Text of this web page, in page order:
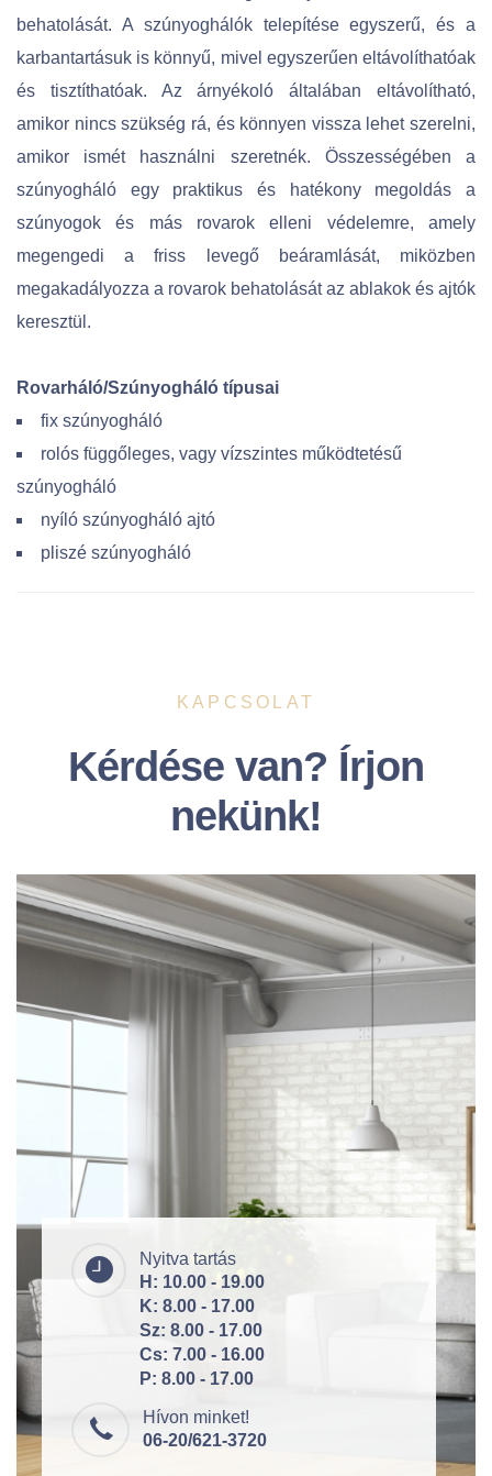
behatolását. A szúnyoghálók telepítése egyszerű, és a
karbantartásuk is könnyű, mivel egyszerűen eltávolíthatóak
és tisztíthatóak. Az árnyékoló általában eltávolítható,
amikor nincs szükség rá, és könnyen vissza lehet szerelni,
amikor ismét használni szeretnék. Összességében a
szúnyogháló egy praktikus és hatékony megoldás a
szúnyogok és más rovarok elleni védelemre, amely
megengedi a friss levegő beáramlását, miközben
megakadályozza a rovarok behatolását az ablakok és ajtók
keresztül.
Rovarháló/Szúnyogháló típusai
fix szúnyogháló
rolós függőleges, vagy vízszintes működtetésű
szúnyogháló
nyíló szúnyogháló ajtó
pliszé szúnyogháló
KAPCSOLAT
Kérdése van? Írjon
nekünk!
Nyitva tartás
H: 10.00 - 19.00
K: 8.00 - 17.00
Sz: 8.00 - 17.00
Cs: 7.00 - 16.00
P: 8.00 - 17.00
Hívon minket!
06-20/621-3720